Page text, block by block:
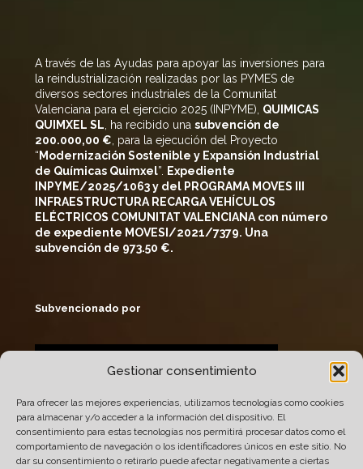
Gestionar consentimiento
Para ofrecer las mejores experiencias, utilizamos tecnologías como cookies
para almacenar y/o acceder a la información del dispositivo. El
consentimiento para estas tecnologías nos permitirá procesar datos como el
comportamiento de navegación o los identificadores únicos en este sitio. No
dar su consentimiento o retirarlo puede afectar negativamente a ciertas
A través de las Ayudas para apoyar las inversiones para
la reindustrialización realizadas por las PYMES de
diversos sectores industriales de la Comunitat
Valenciana para el ejercicio 2025 (INPYME), QUIMICAS
QUIMXEL SL, ha recibido unasubvención de
200.000,00 €, para la ejecución del Proyecto
“ Modernización Sostenible y Expansión Industrial
de Químicas Quimxel”. Expediente
INPYME/2025/1063 y del PROGRAMA MOVES III
INFRAESTRUCTURA RECARGA VEHÍCULOS
ELÉCTRICOS COMUNITAT VALENCIANA con número
de expediente MOVESI/2021/7379. Una
subvención de 973.50 €.
Subvencionado por